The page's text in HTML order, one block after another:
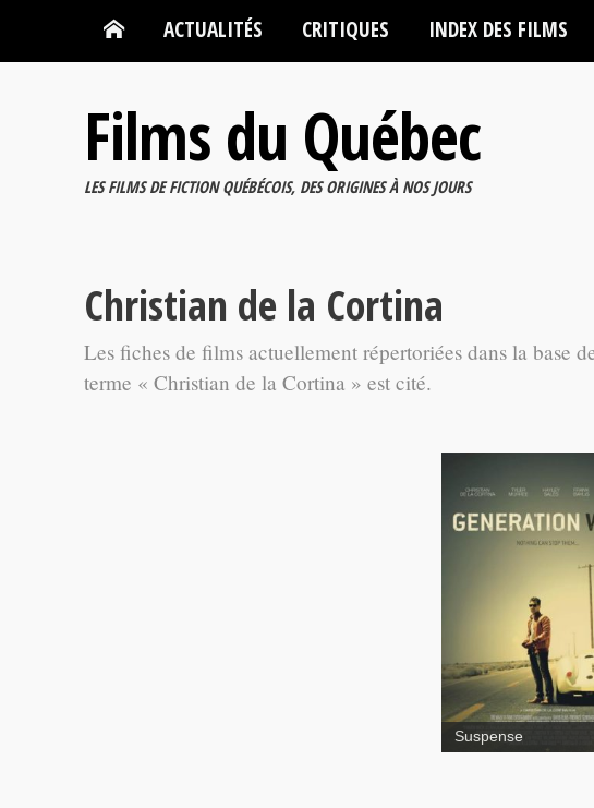
ACTUALITÉS CRITIQUES INDEX DES FILMS
Films du Québec
LES FILMS DE FICTION QUÉBÉCOIS, DES ORIGINES À NOS JOURS
Christian de la Cortina
Les fiches de films actuellement répertoriées dans la base
terme « Christian de la Cortina » est cité.
Suspense